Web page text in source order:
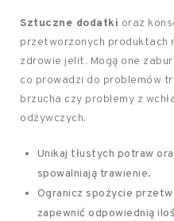
Sztuczne dodatki oraz
przetworzonych produktach
zdrowie jelit. Mogą one
co prowadzi do problemów
brzucha czy problemy z
odżywczych.
Unikaj tłustych potraw
spowalniają trawienie.
Ogranicz spożycie
zapewnić odpowiednią